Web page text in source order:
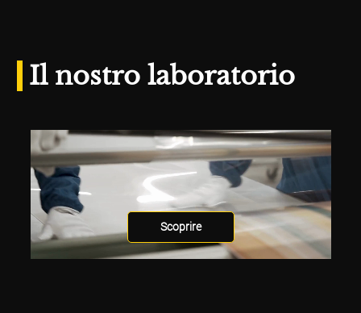
Il nostro laboratorio
Scoprire